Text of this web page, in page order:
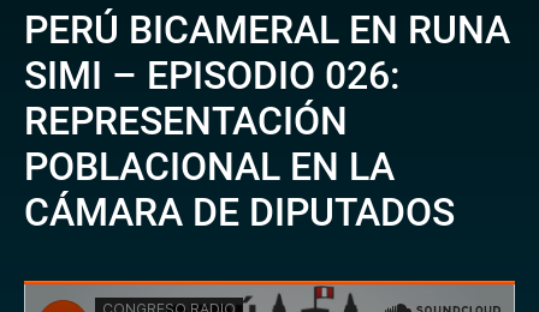
PERÚ BICAMERAL EN RUNA
SIMI – EPISODIO 026:
REPRESENTACIÓN
POBLACIONAL EN LA
CÁMARA DE DIPUTADOS